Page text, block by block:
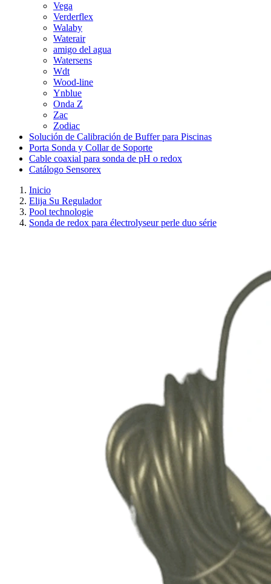
Vega
Verderflex
Walaby
Waterair
amigo del agua
Watersens
Wdt
Wood-line
Ynblue
Onda Z
Zac
Zodiac
Solución de Calibración de Buffer para Piscinas
Porta Sonda y Collar de Soporte
Cable coaxial para sonda de pH o redox
Catálogo Sensorex
Inicio
Elija Su Regulador
Pool technologie
Sonda de redox para électrolyseur perle duo série